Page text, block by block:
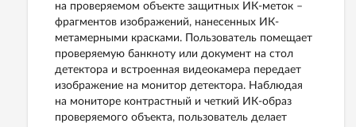
на проверяемом объекте защитных ИК-меток –
фрагментов изображений, нанесенных ИК-
метамерными красками. Пользователь помещает
проверяемую банкноту или документ на стол
детектора и встроенная видеокамера передает
изображение на монитор детектора. Наблюдая
на мониторе контрастный и четкий ИК-образ
проверяемого объекта, пользователь делает